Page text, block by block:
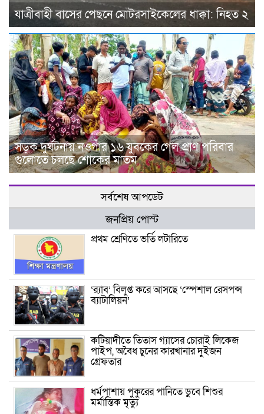
যাত্রীবাহী বাসের পেছনে মোটরসাইকেলের ধাক্কা: নিহত ২
সড়ক দুর্ঘটনায় নওগাঁর ১৬ যুবকের গেল প্রাণ পরিবার
গুলোতে চলছে শোকের মাতম
সর্বশেষ আপডেট
জনপ্রিয় পোস্ট
প্রথম শ্রেণিতে ভর্তি লটারিতে
‘র‌্যাব’ বিলুপ্ত করে আসছে ‘স্পেশাল রেসপন্স
ব্যাটালিয়ন’
কটিয়াদীতে তিতাস গ্যাসের চোরাই লিকেজ
পাইপ, অবৈধ চুনের কারখানার দুইজন
গ্রেফতার
ধর্মপাশায় পুকুরের পানিতে ডুবে শিশুর
মর্মান্তিক মৃত্যু